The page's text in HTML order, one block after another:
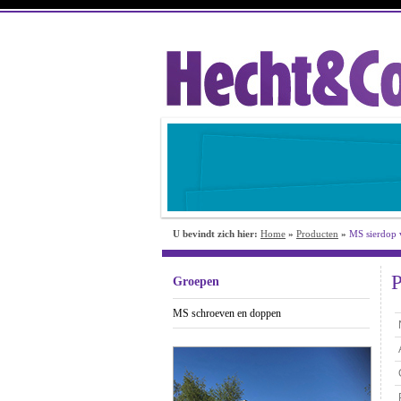
U bevindt zich hier: Home » Producten » MS sierdop
Groepen
MS schroeven en doppen